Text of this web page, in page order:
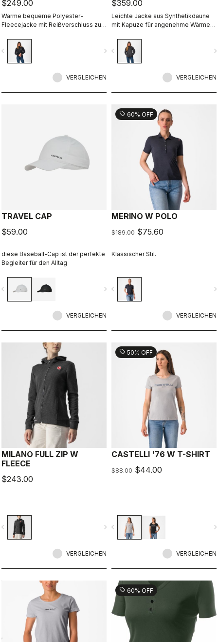
$249.00
Warme bequeme Polyester-
Fleecejacke mit Reißverschluss zum
Zwischenschicht.
navigate_next
VERGLEICHEN
$359.00
Leichte Jacke aus Synthetikdaune
mit Kapuze für angenehme Wärme.
Bikepacking und Regeneration.
navigate_before
VERGLEICHEN
TRAVEL CAP
$59.00
diese Baseball-Cap ist der perfekte
Begleiter für den Alltag
navigate_next
VERGLEICHEN
sell 60% OFF
MERINO W POLO
$189.00 $75.60
Klassischer Stil.
navigate_before
VERGLEICHEN
MILANO FULL ZIP W
FLEECE
$243.00
navigate_next
VERGLEICHEN
sell 50% OFF
CASTELLI '76 W T-SHIRT
$88.00 $44.00
navigate_before
VERGLEICHEN
sell 60% OFF